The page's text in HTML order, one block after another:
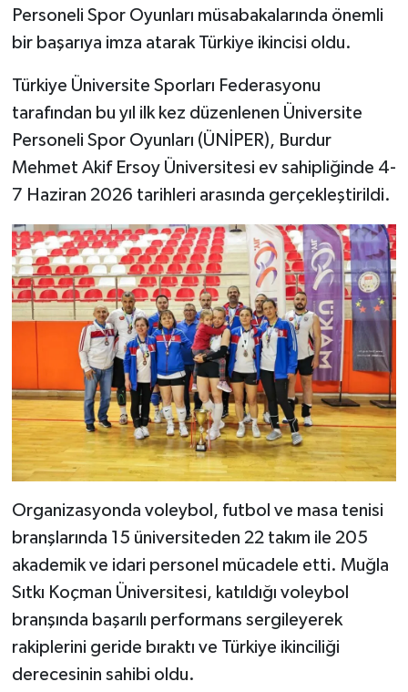
Personeli Spor Oyunları müsabakalarında önemli
bir başarıya imza atarak Türkiye ikincisi oldu.
Türkiye Üniversite Sporları Federasyonu
tarafından bu yıl ilk kez düzenlenen Üniversite
Personeli Spor Oyunları (ÜNİPER), Burdur
Mehmet Akif Ersoy Üniversitesi ev sahipliğinde 4-
7 Haziran 2026 tarihleri arasında gerçekleştirildi.
Organizasyonda voleybol, futbol ve masa tenisi
branşlarında 15 üniversiteden 22 takım ile 205
akademik ve idari personel mücadele etti. Muğla
Sıtkı Koçman Üniversitesi, katıldığı voleybol
branşında başarılı performans sergileyerek
rakiplerini geride bıraktı ve Türkiye ikinciliği
derecesinin sahibi oldu.